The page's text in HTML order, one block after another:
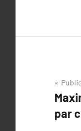
de
par